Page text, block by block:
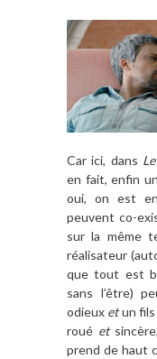
Car ici, dans
en fait, enfin
oui, on est
peuvent co-
sur la même
réalisateur
que tout est
sans l’être)
odieux etun
roué et
prend de haut